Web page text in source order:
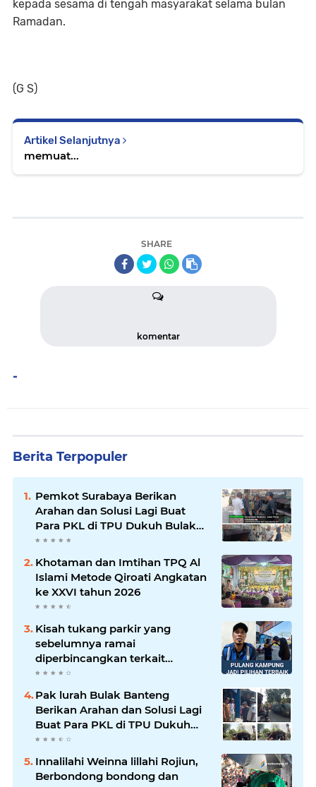
kepada sesama di tengah masyarakat selama bulan
Ramadan.
(G S)
Artikel Selanjutnya
memuat...
SHARE
komentar
-
Berita Terpopuler
Pemkot Surabaya Berikan
Arahan dan Solusi Lagi Buat
Para PKL di TPU Dukuh Bulak
Banteng Surabaya
Khotaman dan Imtihan TPQ Al
Islami Metode Qiroati Angkatan
ke XXVI tahun 2026
Kisah tukang parkir yang
sebelumnya ramai
diperbincangkan terkait
persoalan parkir gratis di
sebuah minimarket di Bekasi
kini memasuki babak baru.
Pak lurah Bulak Banteng
Berikan Arahan dan Solusi Lagi
Buat Para PKL di TPU Dukuh
Bulak Banteng Surabaya
Innalilahi Weinna lillahi Rojiun,
Berbondong bondong dan